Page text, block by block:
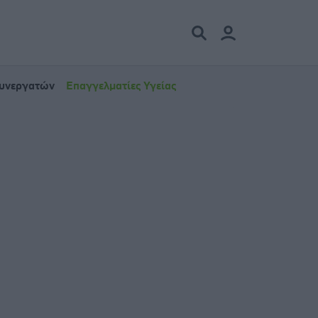
Επαγγελματίες Υγείας